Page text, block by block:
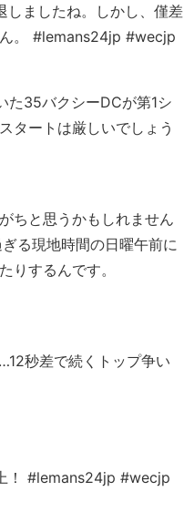
しましたね。しかし、僅差
。 #lemans24jp #wecjp
た35バクシーDCが第1シ
タートは厳しいでしょう
ちと思うかもしれません
る現地時間の日曜午前に
りするんです。
秒差で続くトップ争い
！ #lemans24jp #wecjp